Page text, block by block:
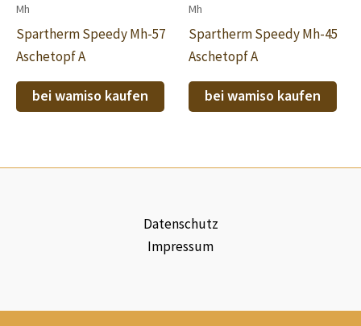
Mh
Spartherm Speedy Mh-57
Aschetopf A
bei wamiso kaufen
Mh
Spartherm Speedy Mh-45
Aschetopf A
bei wamiso kaufen
Datenschutz
Impressum